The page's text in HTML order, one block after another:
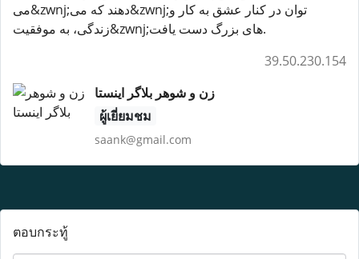
می&zwnj;دهند که می&zwnj;توان در کنار عشق به کار و
زندگی، به موفقیت&zwnj;های بزرگ دست یافت.
39.50.230.154
زن و شوهر بلاگر اینستا
ผู้เยี่ยมชม
saank@gmail.com
ตอบกระทู้